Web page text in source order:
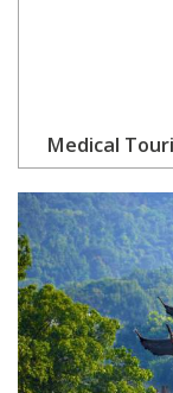
Medical